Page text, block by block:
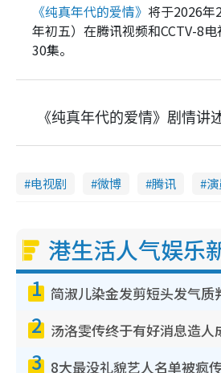
《纯真年代的爱情》 将于2026年
年初五）在腾讯视频和CCTV-8
30集。
《纯真年代的爱情》剧情讲
电视剧 微博 腾讯
港生活人气娱乐
1
2
3